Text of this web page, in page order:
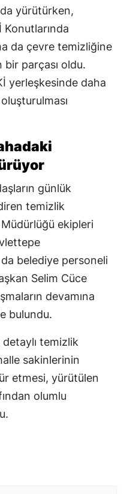
yürütürken,
da çevre temizliğine
parçası oldu.
yerleşkesinde daha
günlük
temizlik
ekipleri
da belediye personeli
Selim Cüce
devamına
bulundu.
detaylı temizlik
sakinlerinin
etmesi, yürütülen
olumlu